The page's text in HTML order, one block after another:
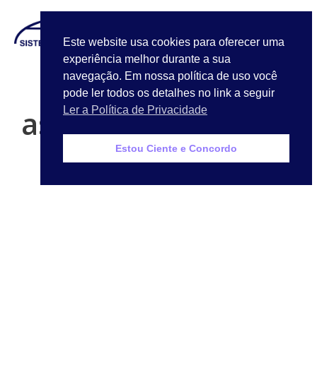
asd
Este website usa cookies para oferecer uma
experiência melhor durante a sua
navegação. Em nossa política de uso você
pode ler todos os detalhes no link a seguir
Ler a Política de Privacidade
Estou Ciente e Concordo